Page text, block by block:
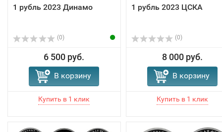
1 рубль 2023 Динамо
(0)
6 500 руб.
В корзину
1 рубль 2023 ЦСКА
(0)
8 000 руб.
В корзину